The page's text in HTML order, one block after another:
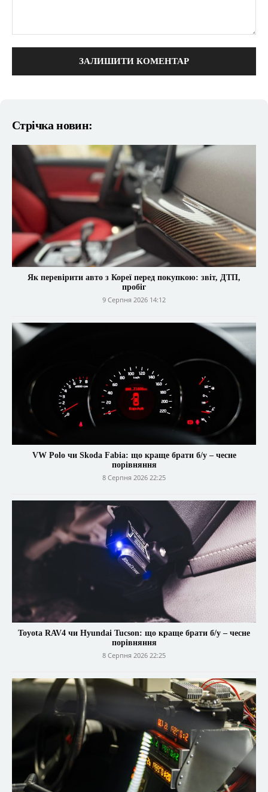
Стрічка новин:
Як перевірити авто з Кореї перед покупкою: звіт, ДТП,
пробіг
9 Серпня 2026 14:12
VW Polo чи Skoda Fabia: що краще брати б/у – чесне
порівняння
8 Серпня 2026 22:25
Toyota RAV4 чи Hyundai Tucson: що краще брати б/у – чесне
порівняння
8 Серпня 2026 22:25